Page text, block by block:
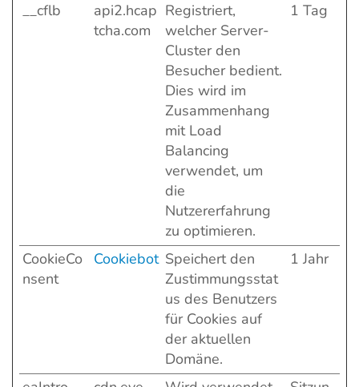
__cflb
api2.hcap
tcha.com
Registriert,
welcher Server-
Cluster den
Besucher bedient.
Dies wird im
Zusammenhang
mit Load
Balancing
verwendet, um
die
Nutzererfahrung
zu optimieren.
1 Tag
CookieCo
nsent
Cookiebot Speichert den
Zustimmungsstat
us des Benutzers
für Cookies auf
der aktuellen
Domäne.
1 Jahr